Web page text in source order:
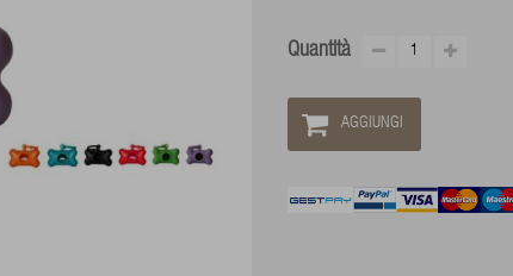
Quantità
AGGIUNGI